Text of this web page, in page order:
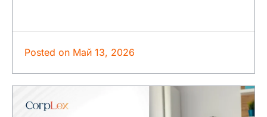
Posted on Май 13, 2026